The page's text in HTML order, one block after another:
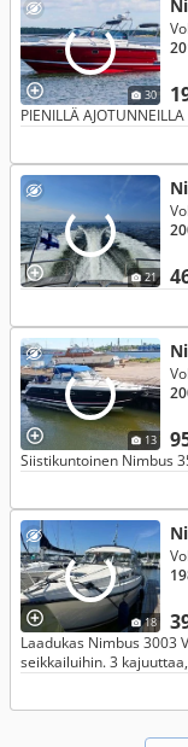
30
PIENILLÄ
21
13
Siistikuntoinen Nimbus
18
Laadukas Nimbus 3003
seikkailuihin. 3